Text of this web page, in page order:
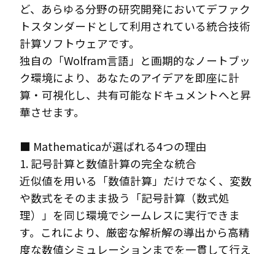
ど、あらゆる分野の研究開発においてデファク
トスタンダードとして利用されている統合技術
計算ソフトウェアです。
独自の「Wolfram言語」と画期的なノートブッ
ク環境により、あなたのアイデアを即座に計
算・可視化し、共有可能なドキュメントへと昇
華させます。
■ Mathematicaが選ばれる4つの理由
1. 記号計算と数値計算の完全な統合
近似値を用いる「数値計算」だけでなく、変数
や数式をそのまま扱う「記号計算（数式処
理）」を同じ環境でシームレスに実行できま
す。これにより、厳密な解析解の導出から高精
度な数値シミュレーションまでを一貫して行え